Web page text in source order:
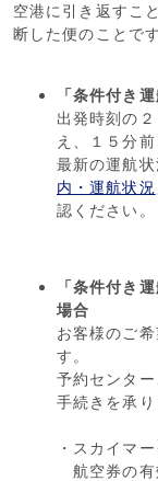
空港に引き返すこ
断した便のことです
「条件付き
出発時刻の
え、１５分
最新の運航
内・運航状況
認ください。
「条件付き
場合
お客様のご
す。
予約センタ
手続きを承
・スカイマ
航空券の有